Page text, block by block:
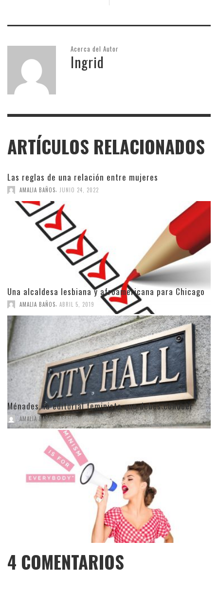
Acerca del Autor
Ingrid
ARTÍCULOS RELACIONADOS
Las reglas de una relación entre mujeres
AMALIA BAÑOS, JUNIO 24, 2022
Una alcaldesa lesbiana y afroamericana para Chicago
AMALIA BAÑOS ABRIL 5, 2019
Ménades, la editorial feminista que debes conocer
AMALIA BAÑOS, ABRIL 2, 2019
4 COMENTARIOS